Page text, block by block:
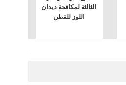
الثالثة لمكافحة ديدان
اللوز للقطن